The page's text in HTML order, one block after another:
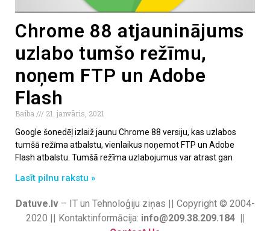
Chrome 88 atjauninājums
uzlabo tumšo režīmu,
noņem FTP un Adobe
Flash
Baiba
21. janvāris, 2021
Google šonedēļ izlaiž jaunu Chrome 88 versiju, kas uzlabos
tumšā režīma atbalstu, vienlaikus noņemot FTP un Adobe
Flash atbalstu. Tumšā režīma uzlabojumus var atrast gan
Lasīt pilnu rakstu »
Datuve.lv– IT un Tehnoloģiju ziņas || Copyright © 2004-
2020 || Kontaktinformācija: info@209.38.209.184 ||